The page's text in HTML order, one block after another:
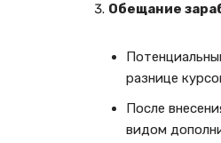
Обещание
разнице
После
видом